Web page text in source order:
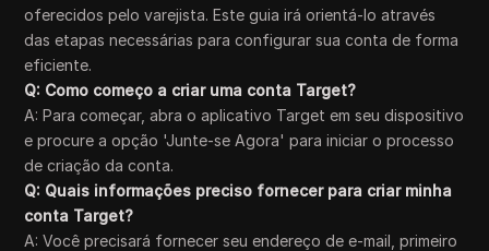
oferecidos pelo varejista. Este guia irá orientá-lo através
das etapas necessárias para configurar sua conta de forma
eficiente.
Q: Como começo a criar uma conta Target?
A: Para começar, abra o aplicativo Target em seu dispositivo
e procure a opção 'Junte-se Agora' para iniciar o processo
de criação da conta.
Q: Quais informações preciso fornecer para criar minha
conta Target?
A: Você precisará fornecer seu endereço de e-mail, primeiro